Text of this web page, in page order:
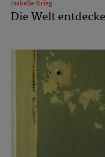
Isabelle Krieg
Die Welt